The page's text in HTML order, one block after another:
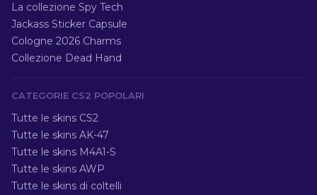
La collezione Spy Tech
Jackass Sticker Capsule
Cologne 2026 Charms
Collezione Dead Hand
CATEGORIE CS2 POPOLARI
Tutte le skins CS2
Tutte le skins AK-47
Tutte le skins M4A1-S
Tutte le skins AWP
Tutte le skins di coltelli